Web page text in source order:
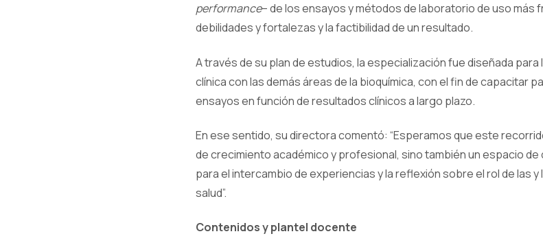
performance– de los ensayos y métodos de laboratorio de uso más
debilidades y fortalezas y la factibilidad de un resultado.
A través de su plan de estudios, la especialización fue diseñada para
clínica con las demás áreas de la bioquímica, con el fin de capacitar
ensayos en función de resultados clínicos a largo plazo.
En ese sentido, su directora comentó: “Esperamos que este
de crecimiento académico y profesional, sino también un espacio
para el intercambio de experiencias y la reflexión sobre el rol de las
salud”.
Contenidos y plantel docente